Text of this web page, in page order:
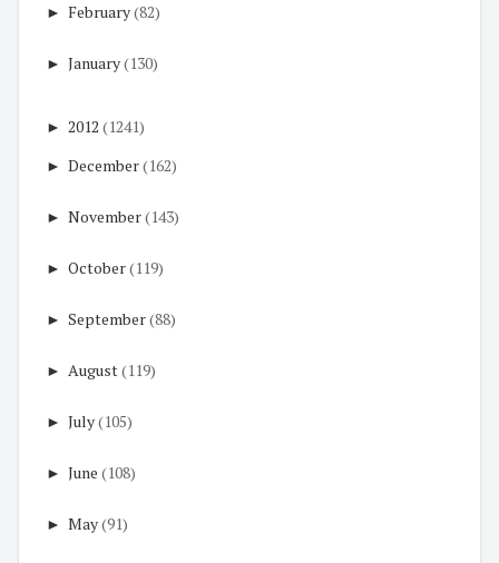
► February(82)
► January(130)
► 2012 (1241)
► December(162)
► November(143)
► October(119)
► September(88)
► August(119)
► July(105)
► June (108)
► May(91)